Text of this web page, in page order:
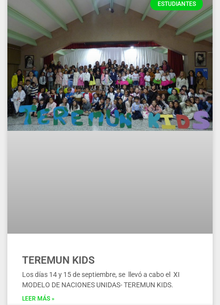
ESTUDIANTES
TEREMUN KIDS
Los días 14 y 15 de septiembre, se llevó a cabo el XI
MODELO DE NACIONES UNIDAS- TEREMUN KIDS.
LEER MÁS »